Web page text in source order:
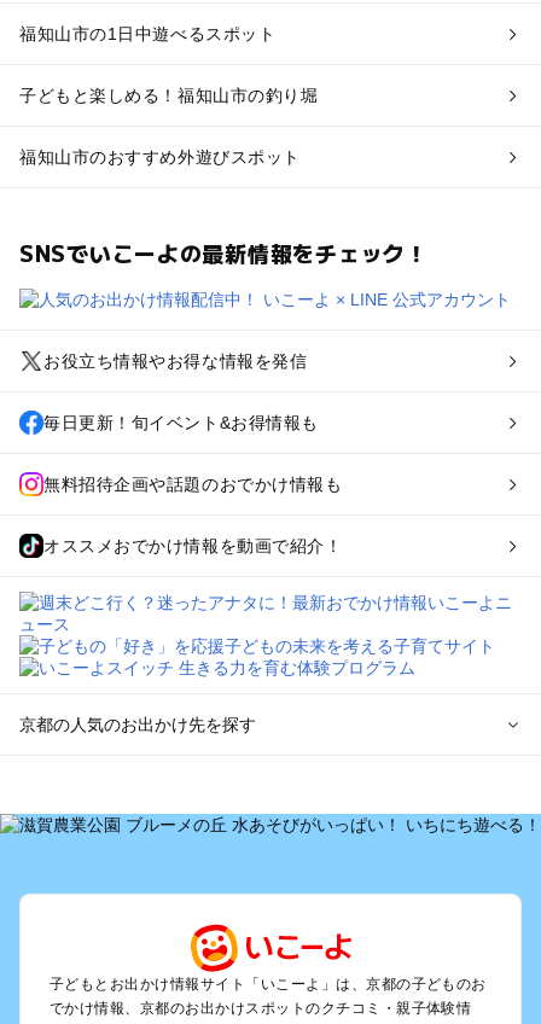
福知山市の1日中遊べるスポット
子どもと楽しめる！福知山市の釣り堀
福知山市のおすすめ外遊びスポット
SNSでいこーよの最新情報をチェック！
お役立ち情報やお得な情報を発信
毎日更新！旬イベント&お得情報も
無料招待企画や話題のおでかけ情報も
オススメおでかけ情報を動画で紹介！
京都の人気のお出かけ先を探す
を探す
宇治・京都南部（長岡京・山崎）のプールお出かけ
出かけ
天橋立・舞鶴・丹後半島のプールお出かけ
福知山・綾部のプールお出かけ
亀岡・湯の花・美山・丹波のプールお出かけ
嵐山・嵯峨野・高雄のプールお出かけ
子どもとお出かけ情報サイト「いこーよ」は、京都の子どものお
でかけ情報、京都のお出かけスポットのクチコミ・親子体験情